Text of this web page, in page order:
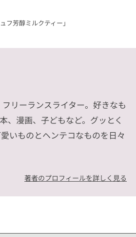
フ芳醇ミルクティー」
リーランスライター。好きなも
、漫画、子どもなど。グッとく
いものとヘンテコなものを日々
著者のプロフィールを詳しく見る